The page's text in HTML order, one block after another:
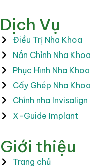
Dịch Vụ
Điều Trị Nha Khoa
Nắn Chỉnh Nha Khoa
Phục Hình Nha Khoa
Cấy Ghép Nha Khoa
Chỉnh nha Invisalign
X-Guide Implant
Giới thiệu
Trang chủ